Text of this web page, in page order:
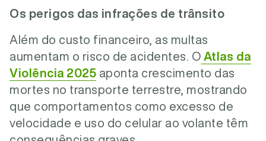
Os perigos das infrações de trânsito
Além do custo financeiro, as multas
aumentam o risco de acidentes. O Atlas da
Violência 2025 aponta crescimento das
mortes no transporte terrestre, mostrando
que comportamentos como excesso de
velocidade e uso do celular ao volante têm